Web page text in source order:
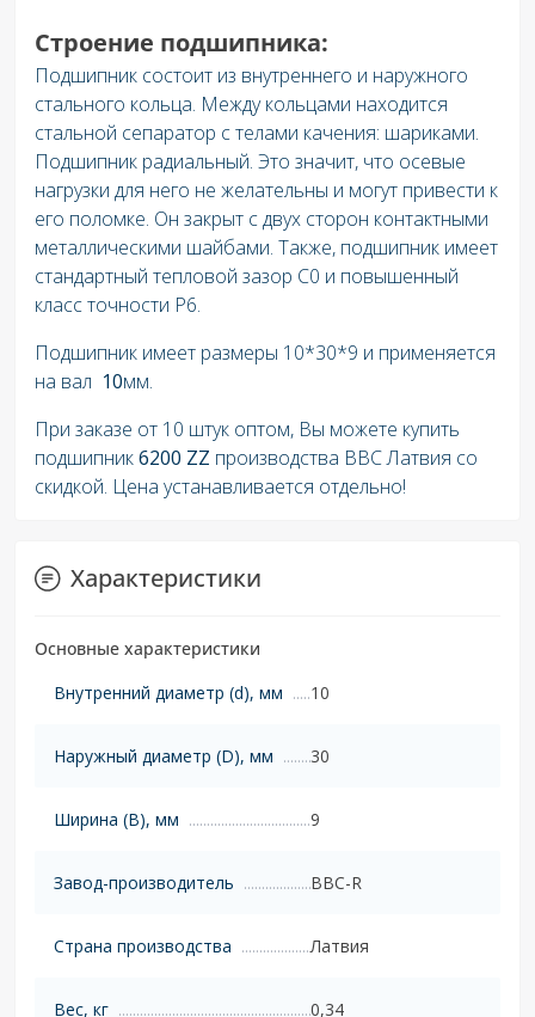
Строение подшипника:
Подшипник состоит из внутреннего и наружного
стального кольца. Между кольцами находится
стальной сепаратор с телами качения: шариками.
Подшипник радиальный. Это значит, что осевые
нагрузки для него не желательны и могут привести к
его поломке. Он закрыт с двух сторон контактными
металлическими шайбами. Также, подшипник имеет
стандартный тепловой зазор C0 и повышенный
класс точности P6.
Подшипник имеет размеры 10*30*9 и применяется
на вал 10мм.
При заказе от 10 штук оптом, Вы можете купить
подшипник6200 ZZ производства BBC Латвия со
скидкой. Цена устанавливается отдельно!
Характеристики
Основные характеристики
Внутренний диаметр (d), мм
10
Наружный диаметр (D), мм 30
Ширина (B), мм 9
Завод-производитель BBC-R
Страна производства Латвия
Вес, кг 0,34